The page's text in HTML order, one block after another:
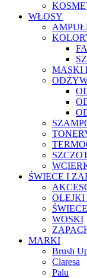
WŁOSY
MASKI
ŚWIECE I
OLEJKI
ŚWIECE
WOSKI
MARKI
Brush
Claresa
Palu